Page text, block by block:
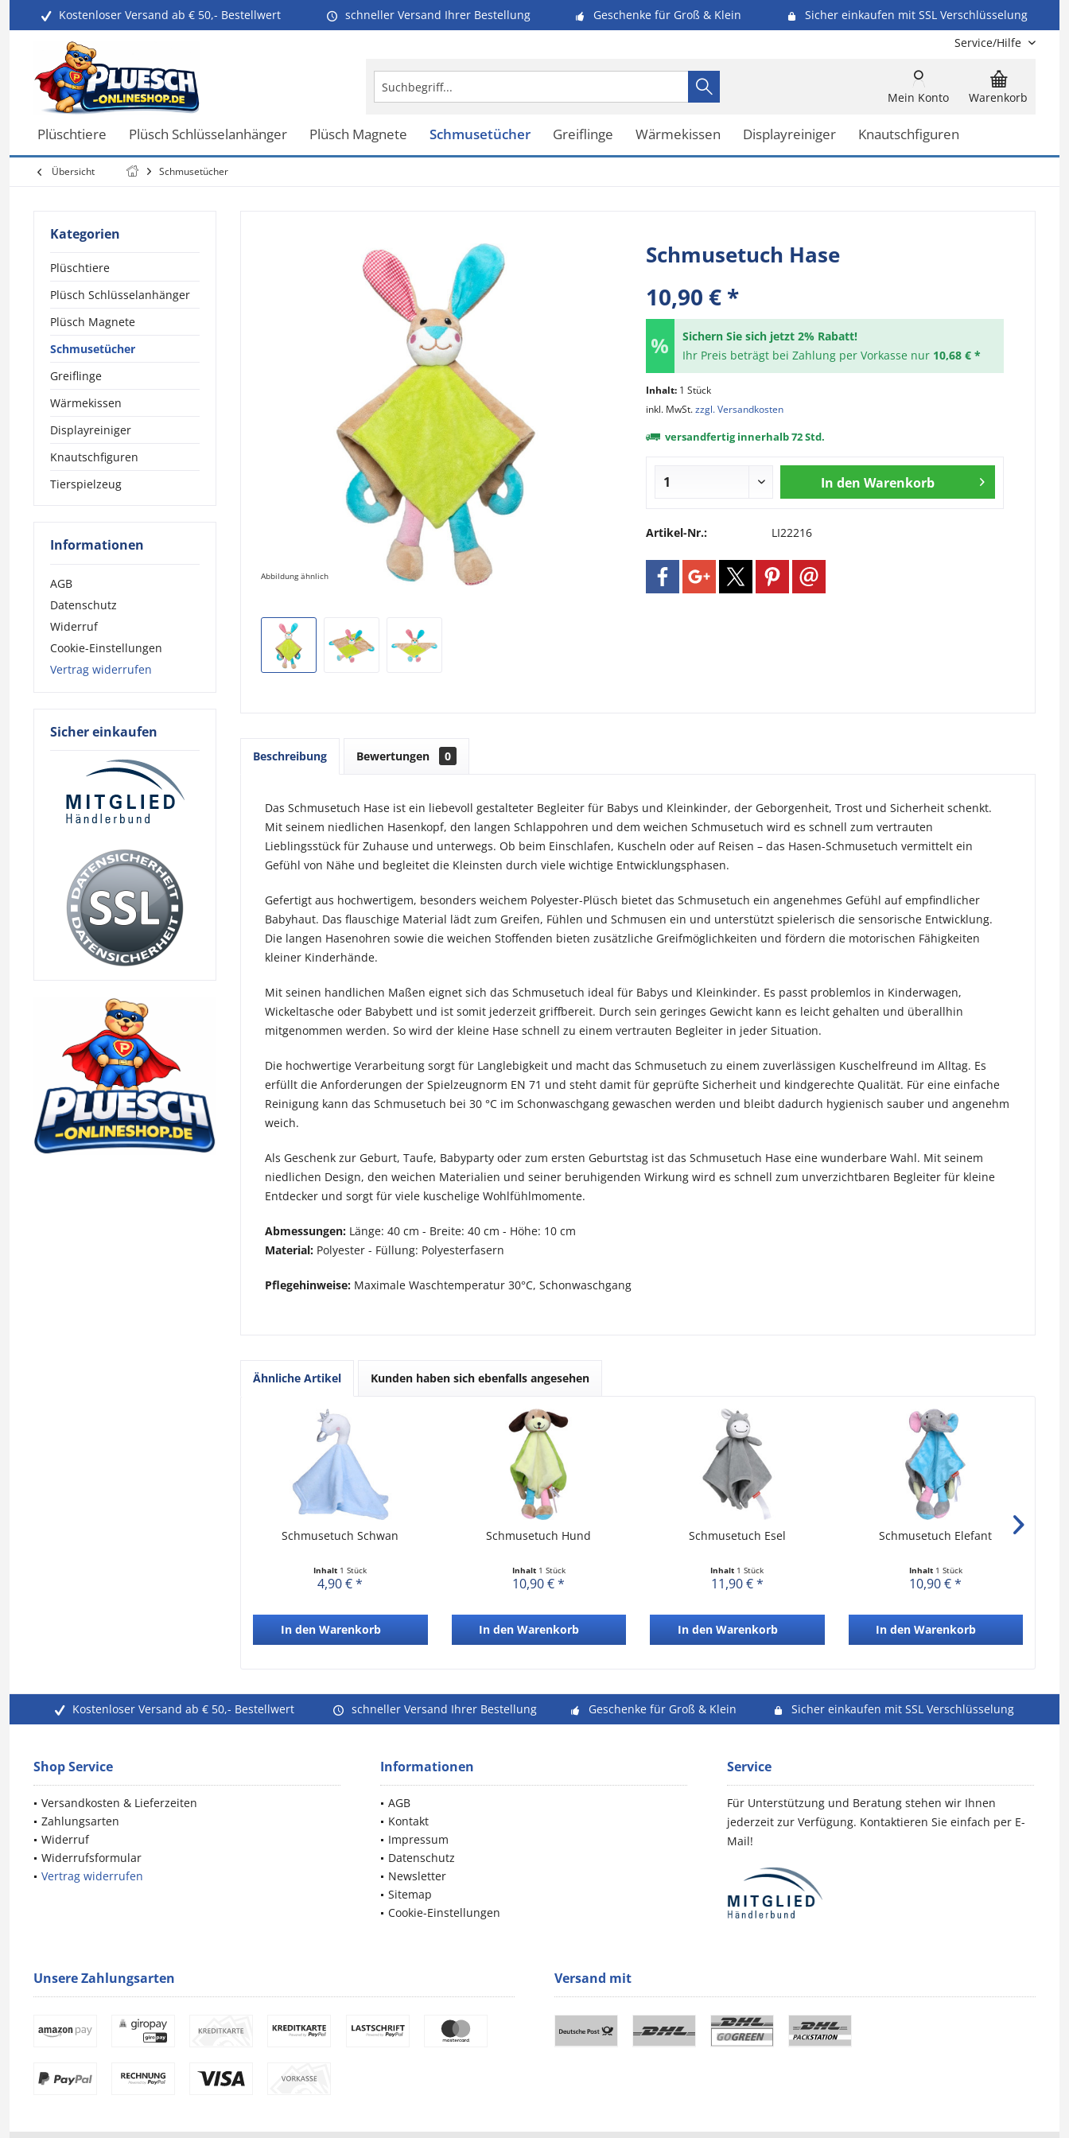
Kostenloser Versand ab € 50,- Bestellwert schneller Versand Ihrer Bestellung Geschenke für Groß & Klein
Sicher einkaufen mit SSL Verschlüsselung
Service/Hilfe
Warenkorb
Mein Konto
Plüschtiere Plüsch Schlüsselanhänger Plüsch Magnete Schmusetücher Greiflinge Wärmekissen Displayreiniger Knautschfiguren
Übersicht Schmusetücher
Kategorien
Plüschtiere
Plüsch Schlüsselanhänger
Plüsch Magnete
Schmusetücher
Greiflinge
Wärmekissen
Displayreiniger
Knautschfiguren
Tierspielzeug
Informationen
AGB
Datenschutz
Widerruf
Cookie-Einstellungen
Vertrag widerrufen
Sicher einkaufen
Abbildung ähnlich
Schmusetuch Hase
10,90 € *
Sichern Sie sich jetzt 2% Rabatt!
Ihr Preis beträgt bei Zahlung per Vorkasse nur 10,68 € *
Inhalt: 1 Stück
inkl. MwSt.zzgl. Versandkosten
versandfertig innerhalb 72 Std.
In den Warenkorb
Artikel-Nr.: LI22216
Beschreibung Bewertungen 0
Das Schmusetuch Hase ist ein liebevoll gestalteter Begleiter für Babys und Kleinkinder, der Geborgenheit, Trost und Sicherheit schenkt.
Mit seinem niedlichen Hasenkopf, den langen Schlappohren und dem weichen Schmusetuch wird es schnell zum vertrauten
Lieblingsstück für Zuhause und unterwegs. Ob beim Einschlafen, Kuscheln oder auf Reisen – das Hasen-Schmusetuch vermittelt ein
Gefühl von Nähe und begleitet die Kleinsten durch viele wichtige Entwicklungsphasen.
Gefertigt aus hochwertigem, besonders weichem Polyester-Plüsch bietet das Schmusetuch ein angenehmes Gefühl auf empfindlicher
Babyhaut. Das flauschige Material lädt zum Greifen, Fühlen und Schmusen ein und unterstützt spielerisch die sensorische Entwicklung.
Die langen Hasenohren sowie die weichen Stoffenden bieten zusätzliche Greifmöglichkeiten und fördern die motorischen Fähigkeiten
kleiner Kinderhände.
Mit seinen handlichen Maßen eignet sich das Schmusetuch ideal für Babys und Kleinkinder. Es passt problemlos in Kinderwagen,
Wickeltasche oder Babybett und ist somit jederzeit griffbereit. Durch sein geringes Gewicht kann es leicht gehalten und überallhin
mitgenommen werden. So wird der kleine Hase schnell zu einem vertrauten Begleiter in jeder Situation.
Die hochwertige Verarbeitung sorgt für Langlebigkeit und macht das Schmusetuch zu einem zuverlässigen Kuschelfreund im Alltag. Es
erfüllt die Anforderungen der Spielzeugnorm EN 71 und steht damit für geprüfte Sicherheit und kindgerechte Qualität. Für eine einfache
Reinigung kann das Schmusetuch bei 30 °C im Schonwaschgang gewaschen werden und bleibt dadurch hygienisch sauber und angenehm
weich.
Als Geschenk zur Geburt, Taufe, Babyparty oder zum ersten Geburtstag ist das Schmusetuch Hase eine wunderbare Wahl. Mit seinem
niedlichen Design, den weichen Materialien und seiner beruhigenden Wirkung wird es schnell zum unverzichtbaren Begleiter für kleine
Entdecker und sorgt für viele kuschelige Wohlfühlmomente.
Abmessungen: Länge: 40 cm - Breite: 40 cm - Höhe: 10 cm
Material: Polyester - Füllung: Polyesterfasern
Pflegehinweise: Maximale Waschtemperatur 30°C, Schonwaschgang
Ähnliche Artikel Kunden haben sich ebenfalls angesehen
Schmusetuch Schwan
Inhalt 1 Stück
4,90 € *
In den Warenkorb
Schmusetuch Hund
Inhalt 1 Stück
10,90 € *
In den Warenkorb
Schmusetuch Esel
Inhalt 1 Stück
11,90 € *
In den Warenkorb
Schmusetuch Elefant
Inhalt 1 Stück
10,90 € *
In den Warenkorb
Kostenloser Versand ab € 50,- Bestellwert schneller Versand Ihrer Bestellung Geschenke für Groß & Klein Sicher einkaufen mit SSL Verschlüsselung
Shop Service
Versandkosten & Lieferzeiten
Zahlungsarten
Widerruf
Widerrufsformular
Vertrag widerrufen
Informationen
AGB
Kontakt
Impressum
Datenschutz
Newsletter
Sitemap
Cookie-Einstellungen
Service
Für Unterstützung und Beratung stehen wir Ihnen
jederzeit zur Verfügung. Kontaktieren Sie einfach per E-
Mail!
Unsere Zahlungsarten Versand mit